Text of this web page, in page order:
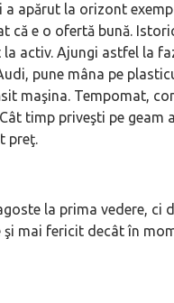
a apărut la orizont
că e o ofertă bună.
activ. Ajungi astfel la
pune mâna pe
maşina. Tempomat,
timp priveşti pe
preţ.
la prima vedere, ci
mai fericit decât în